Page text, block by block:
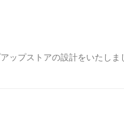
ップストアの設計をいたしま